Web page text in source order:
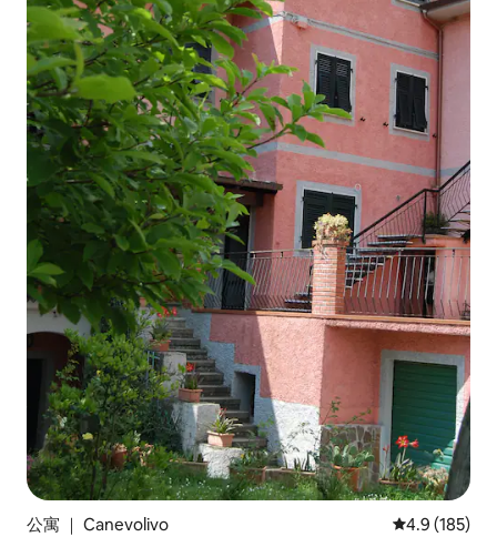
公寓 ｜ Canevolivo 平均评分 4.9
4.9 (185)